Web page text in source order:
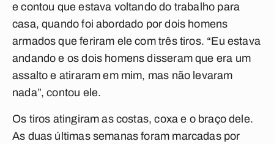
e contou que estava voltando do trabalho para
casa, quando foi abordado por dois homens
armados que feriram ele com três tiros. “Eu estava
andando e os dois homens disseram que era um
assalto e atiraram em mim, mas não levaram
nada”, contou ele.
Os tiros atingiram as costas, coxa e o braço dele.
As duas últimas semanas foram marcadas por